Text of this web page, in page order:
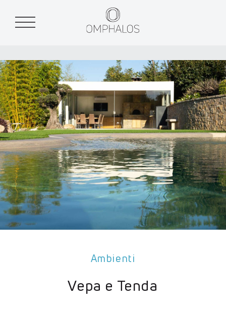
Ambienti
Vepa e Tenda